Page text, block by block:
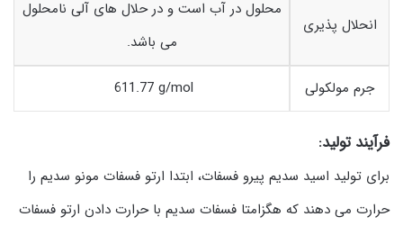
انحلال پذیری
محلول در آب است و در حلال های آلی نامحلول
می باشد.
جرم مولکولی 611.77 g/mol
فرآیند تولید:
برای تولید اسید سدیم پیرو فسفات، ابتدا ارتو فسفات مونو سدیم را
حرارت می دهند که هگزامتا فسفات سدیم با حرارت دادن ارتو فسفات